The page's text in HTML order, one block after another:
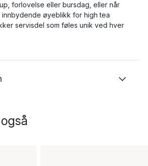
forlovelse eller bursdag, eller når
øyeblikk for high tea
servisdel som føles unik ved hver